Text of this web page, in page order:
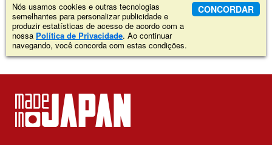
Nós usamos cookies e outras tecnologias
semelhantes para personalizar publicidade e
produzir estatísticas de acesso de acordo com a
nossa Política de Privacidade. Ao continuar
navegando, você concorda com estas condições.
CONCORDAR